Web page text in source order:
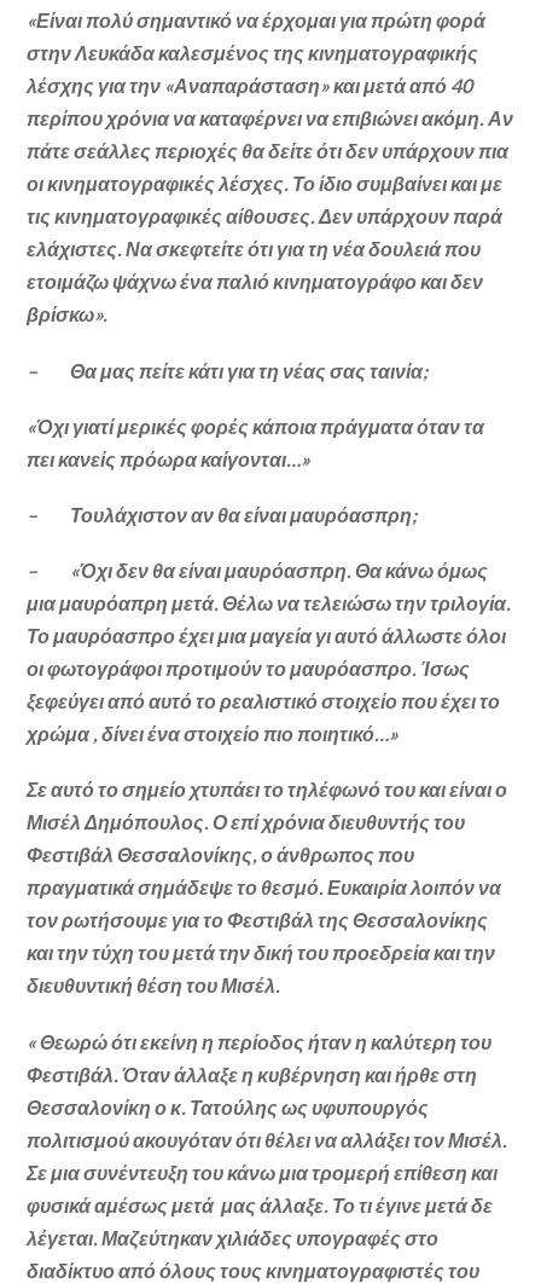
«Είναι πολύ σημαντικό να έρχομαι για πρώτη φορά
στην Λευκάδα καλεσμένος της κινηματογραφικής
λέσχης για την «Αναπαράσταση» και μετά από 40
περίπου χρόνια να καταφέρνει να επιβιώνει ακόμη. Αν
πάτε σεάλλες περιοχές θα δείτε ότι δεν υπάρχουν πια
οι κινηματογραφικές λέσχες. Το ίδιο συμβαίνει και με
τις κινηματογραφικές αίθουσες. Δεν υπάρχουν παρά
ελάχιστες. Να σκεφτείτε ότι για τη νέα δουλειά που
ετοιμάζω ψάχνω ένα παλιό κινηματογράφο και δεν
βρίσκω».
– Θα μας πείτε κάτι για τη νέας σας ταινία;
«Όχι γιατί μερικές φορές κάποια πράγματα όταν τα
πει κανείς πρόωρα καίγονται…»
– Τουλάχιστον αν θα είναι μαυρόασπρη;
– «Όχι δεν θα είναι μαυρόασπρη. Θα κάνω όμως
μια μαυρόαπρη μετά. Θέλω να τελειώσω την τριλογία.
Το μαυρόασπρο έχει μια μαγεία γι αυτό άλλωστε όλοι
οι φωτογράφοι προτιμούν το μαυρόασπρο. Ίσως
ξεφεύγει από αυτό το ρεαλιστικό στοιχείο που έχει το
χρώμα , δίνει ένα στοιχείο πιο ποιητικό…»
Σε αυτό το σημείο χτυπάει το τηλέφωνό του και είναι ο
Μισέλ Δημόπουλος. Ο επί χρόνια διευθυντής του
Φεστιβάλ Θεσσαλονίκης, ο άνθρωπος που
πραγματικά σημάδεψε το θεσμό. Ευκαιρία λοιπόν να
τον ρωτήσουμε για το Φεστιβάλ της Θεσσαλονίκης
και την τύχη του μετά την δική του προεδρεία και την
διευθυντική θέση του Μισέλ.
« Θεωρώ ότι εκείνη η περίοδος ήταν η καλύτερη του
Φεστιβάλ. Όταν άλλαξε η κυβέρνηση και ήρθε στη
Θεσσαλονίκη ο κ. Τατούλης ως υφυπουργός
πολιτισμού ακουγόταν ότι θέλει να αλλάξει τον Μισέλ.
Σε μια συνέντευξη του κάνω μια τρομερή επίθεση και
φυσικά αμέσως μετά μας άλλαξε. Το τι έγινε μετά δε
λέγεται. Μαζεύτηκαν χιλιάδες υπογραφές στο
διαδίκτυο από όλους τους κινηματογραφιστές του